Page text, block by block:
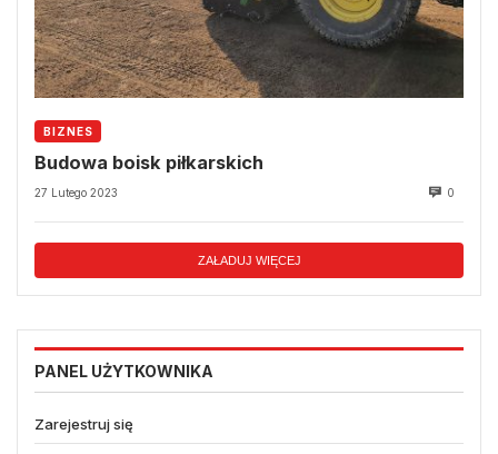
BIZNES
Budowa boisk piłkarskich
27 Lutego 2023 0
ZAŁADUJ WIĘCEJ
PANEL UŻYTKOWNIKA
Zarejestruj się